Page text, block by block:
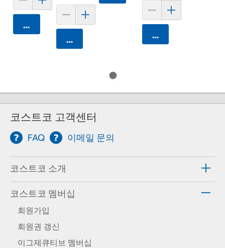
카트에 담기
카트에 담기 카트에 담기
코스트코 고객센터
FAQ 이메일 문의
코스트코 소개
코스트코 멤버십
회원가입
회원권 갱신
이그제큐티브 멤버십